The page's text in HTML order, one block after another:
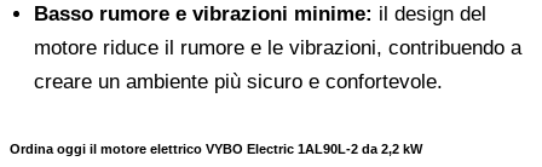
Basso rumore e vibrazioni minime: il design del
motore riduce il rumore e le vibrazioni, contribuendo a
creare un ambiente più sicuro e confortevole.
Ordina oggi il motore elettrico VYBO Electric 1AL90L-2 da 2,2 kW